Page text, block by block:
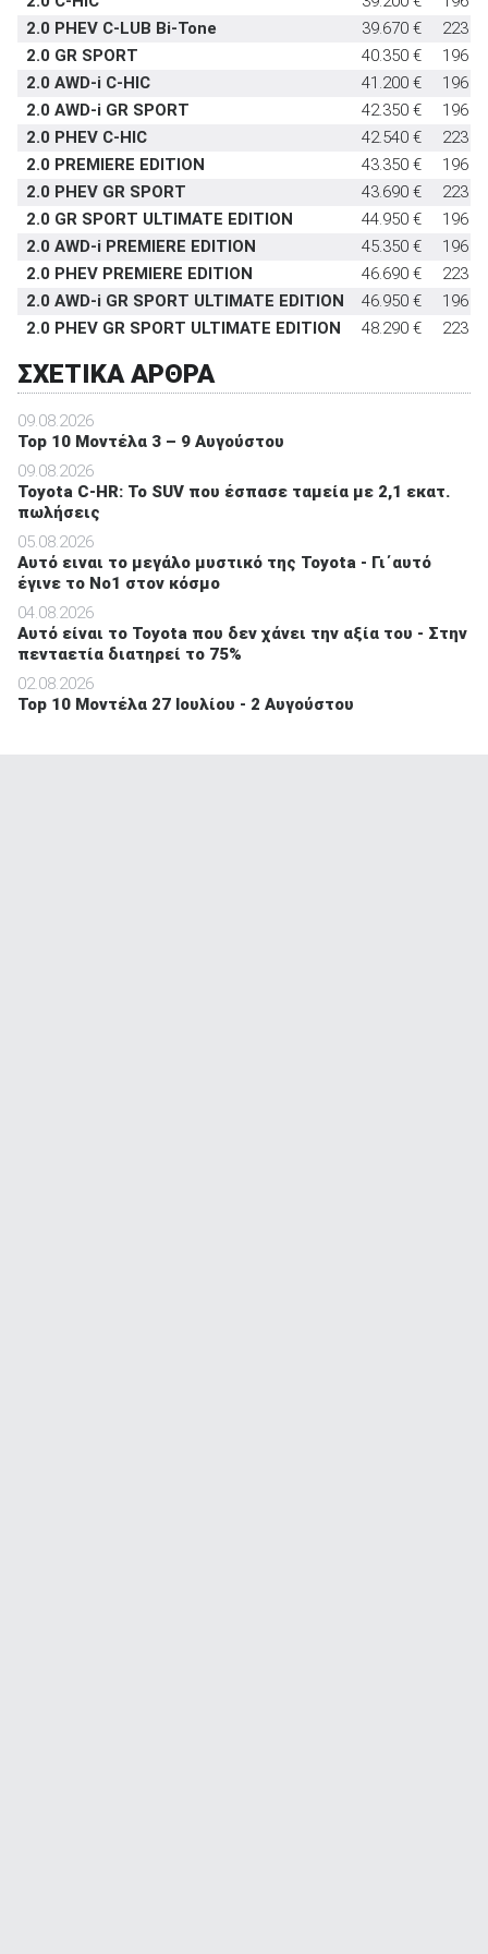
2.0 PHEV C-LUB Bi-Tone
39.670 €
223
2.0 GR SPORT
40.350 €
196
2.0 AWD-i C-HIC
41.200 €
196
2.0 AWD-i GR SPORT
42.350 €
196
2.0 PHEV C-HIC
42.540 €
223
2.0 PREMIERE EDITION
43.350 €
196
2.0 PHEV GR SPORT
43.690 €
223
2.0 GR SPORT ULTIMATE EDITION
44.950 €
196
2.0 AWD-i PREMIERE EDITION
45.350 €
196
2.0 PHEV PREMIERE EDITION
46.690 €
223
2.0 AWD-i GR SPORT ULTIMATE EDITION
46.950 €
196
2.0 PHEV GR SPORT ULTIMATE EDITION
48.290 € 223
ΣΧΕΤΙΚΑ ΑΡΘΡΑ
09.08.2026
Top 10 Μοντέλα 3 – 9 Αυγούστου
09.08.2026
Toyota C-HR: Το SUV που έσπασε ταμεία με 2,1 εκατ.
πωλήσεις
05.08.2026
Αυτό ειναι τo μεγάλο μυστικό της Toyota - Γι΄αυτό
έγινε το Νο1 στον κόσμο
04.08.2026
Αυτό είναι το Toyota που δεν χάνει την αξία του - Στην
πενταετία διατηρεί το 75%
02.08.2026
Top 10 Μοντέλα 27 Ιουλίου - 2 Αυγούστου